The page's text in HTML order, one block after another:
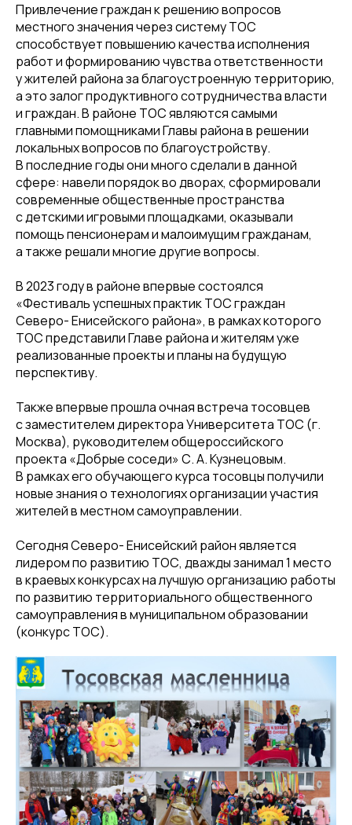
Привлечение граждан к решению вопросов
местного значения через систему ТОС
способствует повышению качества исполнения
работ и формированию чувства ответственности
у жителей района за благоустроенную территорию,
а это залог продуктивного сотрудничества власти
и граждан. В районе ТОС являются самыми
главными помощниками Главы района в решении
локальных вопросов по благоустройству.
В последние годы они много сделали в данной
сфере: навели порядок во дворах, сформировали
современные общественные пространства
с детскими игровыми площадками, оказывали
помощь пенсионерам и малоимущим гражданам,
а также решали многие другие вопросы.
В 2023 году в районе впервые состоялся
«Фестиваль успешных практик ТОС граждан
Северо- Енисейского района», в рамках которого
ТОС представили Главе района и жителям уже
реализованные проекты и планы на будущую
перспективу.
Также впервые прошла очная встреча тосовцев
с заместителем директора Университета ТОС (г.
Москва), руководителем общероссийского
проекта «Добрые соседи» С. А. Кузнецовым.
В рамках его обучающего курса тосовцы получили
новые знания о технологиях организации участия
жителей в местном самоуправлении.
Сегодня Северо- Енисейский район является
лидером по развитию ТОС, дважды занимал 1 место
в краевых конкурсах на лучшую организацию работы
по развитию территориального общественного
самоуправления в муниципальном образовании
(конкурс ТОС).